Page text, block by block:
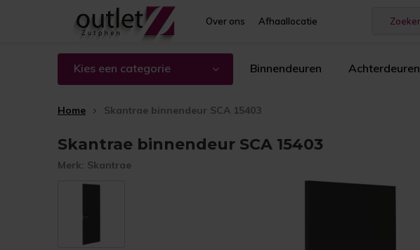
Over ons Afhaallocatie
Kies een categorie Binnendeuren Achterdeuren
Home Skantrae binnendeur SCA 15403
Skantrae binnendeur SCA 15403
Merk: Skantrae